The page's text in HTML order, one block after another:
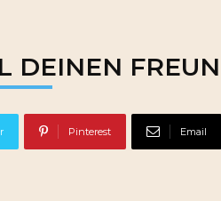
DEINEN
Pinterest Email